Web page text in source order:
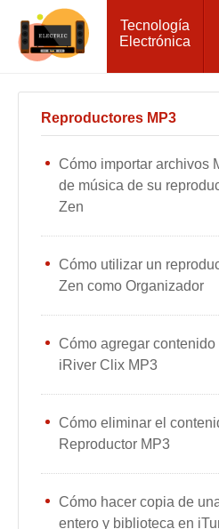
Tecnología
Electrónica
Reproductores MP3
Cómo importar archivos
de música de su
Zen
Cómo utilizar un
Zen como Organizador
Cómo agregar
iRiver Clix MP3
Cómo eliminar el
Reproductor MP3
Cómo hacer copia de
entero y biblioteca en